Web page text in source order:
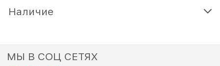
Наличие
МЫ В СОЦ СЕТЯХ